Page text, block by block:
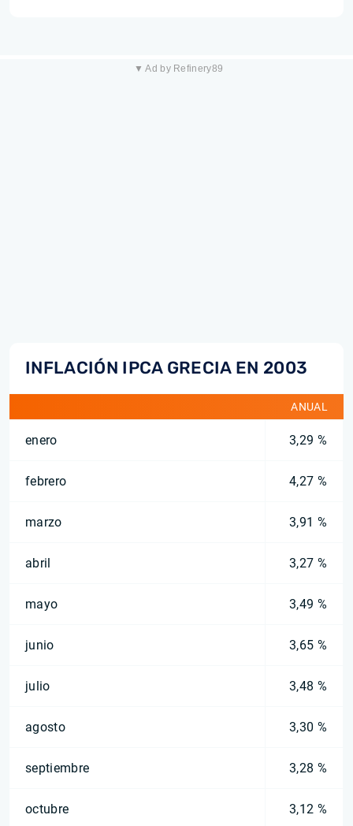
▼ Ad by Refinery89
INFLACIÓN IPCA GRECIA EN 2003
ANUAL
enero 3,29 %
febrero 4,27 %
marzo 3,91 %
abril 3,27 %
mayo 3,49 %
junio 3,65 %
julio 3,48 %
agosto 3,30 %
septiembre 3,28 %
octubre 3,12 %